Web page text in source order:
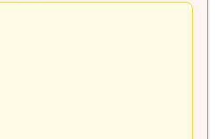
違い！姑を言い負かしたエピソ